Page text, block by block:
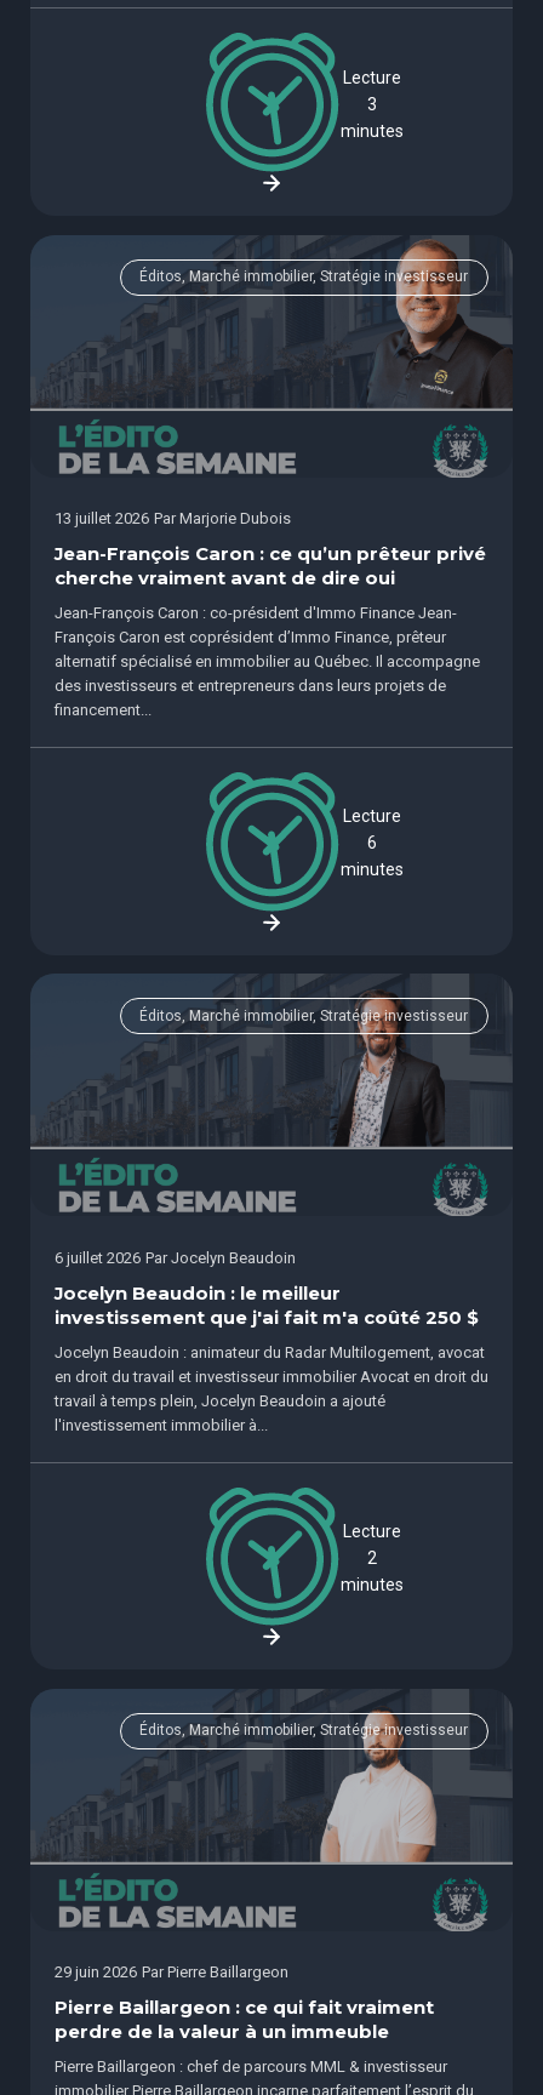
Lecture
3
minutes
Éditos, Marché immobilier, Stratégie investisseur
13 juillet 2026 Par Marjorie Dubois
Jean-François Caron : ce qu’un prêteur privé
cherche vraiment avant de dire oui
Jean-François Caron : co-président d'Immo Finance Jean-
François Caron est coprésident d’Immo Finance, prêteur
alternatif spécialisé en immobilier au Québec. Il accompagne
des investisseurs et entrepreneurs dans leurs projets de
financement...
Lecture
6
minutes
Éditos, Marché immobilier, Stratégie investisseur
6 juillet 2026 Par Jocelyn Beaudoin
Jocelyn Beaudoin : le meilleur
investissement que j'ai fait m'a coûté 250 $
Jocelyn Beaudoin : animateur du Radar Multilogement, avocat
en droit du travail et investisseur immobilier Avocat en droit du
travail à temps plein, Jocelyn Beaudoin a ajouté
l'investissement immobilier à...
Lecture
2
minutes
Éditos, Marché immobilier, Stratégie investisseur
29 juin 2026 Par Pierre Baillargeon
Pierre Baillargeon : ce qui fait vraiment
perdre de la valeur à un immeuble
Pierre Baillargeon : chef de parcours MML & investisseur
immobilier Pierre Baillargeon incarne parfaitement l’esprit du